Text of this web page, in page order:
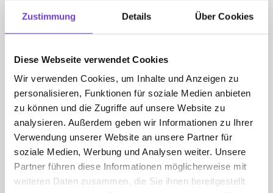
Zustimmung Details Über Cookies
Diese Webseite verwendet Cookies
Wir verwenden Cookies, um Inhalte und Anzeigen zu
personalisieren, Funktionen für soziale Medien anbieten
zu können und die Zugriffe auf unsere Website zu
analysieren. Außerdem geben wir Informationen zu Ihrer
Verwendung unserer Website an unsere Partner für
soziale Medien, Werbung und Analysen weiter. Unsere
Partner führen diese Informationen möglicherweise mit
weiteren Daten zusammen, die Sie ihnen bereitgestellt
Zivildienst & Freiwillig Soziales
Jahr
Veranstaltungen